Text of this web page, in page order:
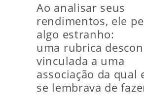
Ao analisar seus
rendimentos, ele
algo estranho:
uma rubrica
vinculada a uma
associação da qual
se lembrava de